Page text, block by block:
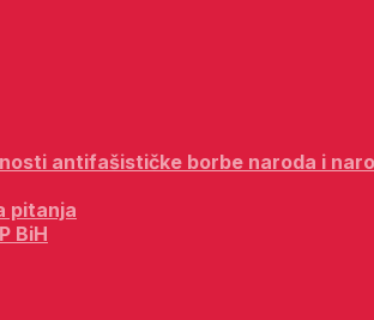
antifašističke borbe naroda i
pitanja
BiH